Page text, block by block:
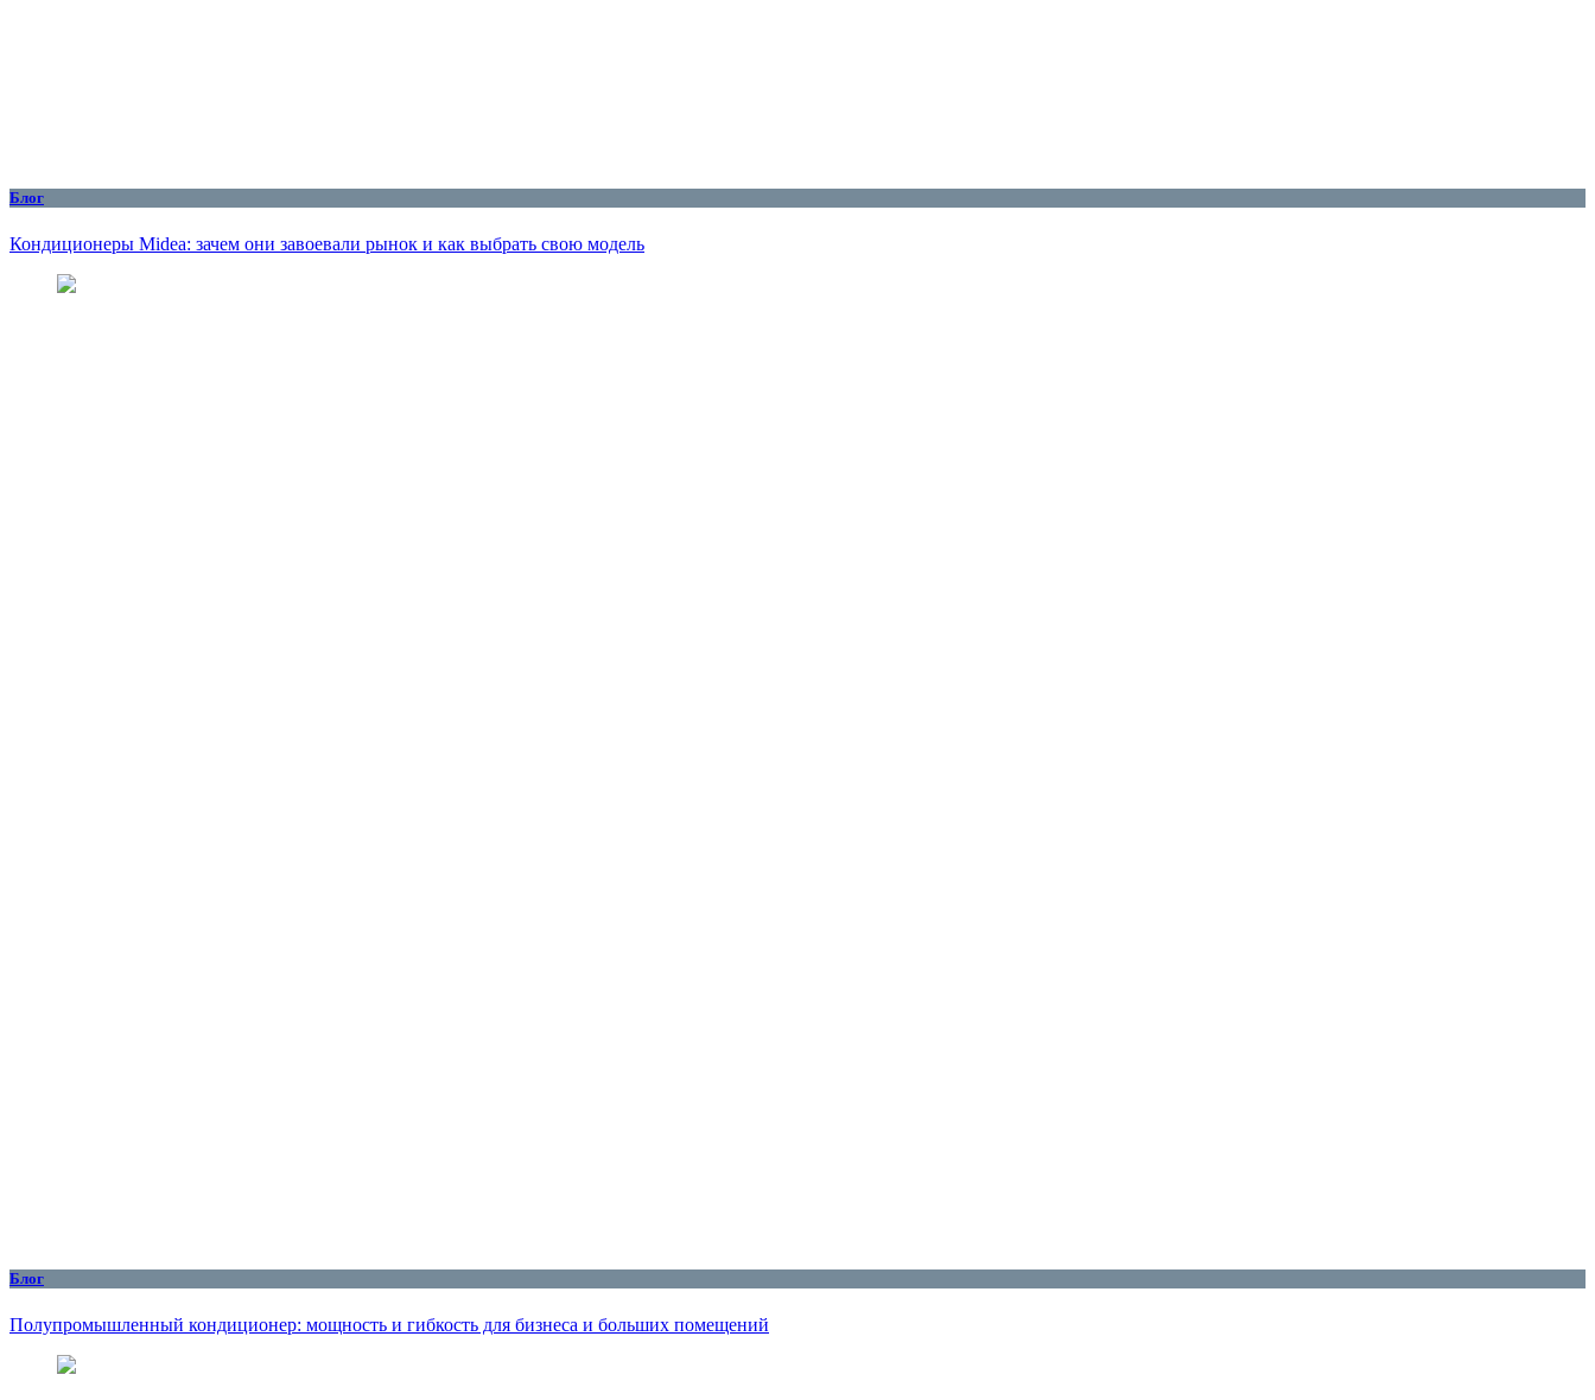
Блог
Кондиционеры Midea: зачем они завоевали рынок и как выбрать свою модель
Блог
Полупромышленный кондиционер: мощность и гибкость для бизнеса и больших помещений